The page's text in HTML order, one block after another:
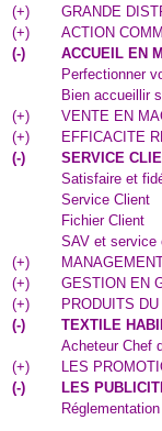
(+)
GRANDE
(+)
ACTION
(-)
ACCUEIL EN
Perfectionner
Bien accueillir
(+)
VENTE EN
(+)
EFFICACITE
(-)
SERVICE
Satisfaire et
Service Client
Fichier Client
SAV et service
(+)
(+)
GESTION EN
(+)
PRODUITS
(-)
TEXTILE
Acheteur Chef
(+)
LES
(-)
LES